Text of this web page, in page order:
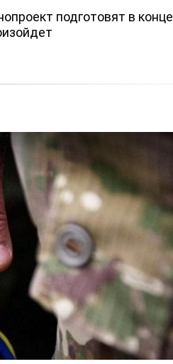
подготовят в конце